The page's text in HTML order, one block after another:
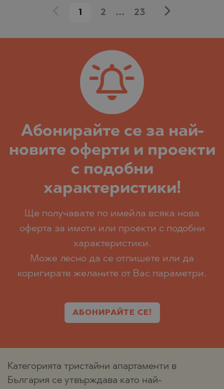
1 2 ... 23
Абoнирайте се за най-
новите оферти и проекти
с подобни
характеристики!
Ще получавате по имейла всяка нова
оферта за имоти или проекти с подобни
характеристики.
Може лесно да се отпишете или да
коригирате желаните от Вас параметри.
АБОНИРАЙТЕ СЕ!
Категорията тристайни апартаменти в
България се утвърждава като най-